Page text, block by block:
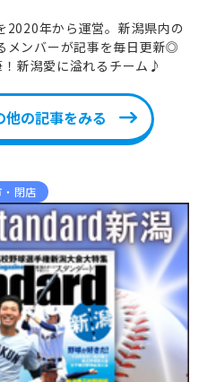
2020年から運営。新潟県内の
メンバーが記事を毎日更新◎
新潟愛に溢れるチーム♪
他の記事をみる
閉店